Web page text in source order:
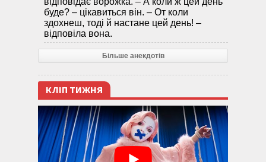
буде? – цікавиться він. – От коли
здохнеш, тоді й настане цей день! –
відповіла вона.
Більше анекдотів
КЛІП ТИЖНЯ